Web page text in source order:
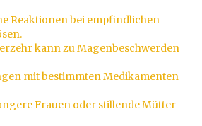
Reaktionen bei empfindlichen
kann zu Magenbeschwerden
mit bestimmten Medikamenten
Frauen oder stillende Mütter